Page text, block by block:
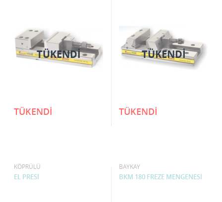
TÜKENDİ
TÜKENDI
TÜKENDİ
TÜKENDI
KÖPRÜLÜ
EL PRESİ
BAYKAY
BKM 180 FREZE MENGENESİ